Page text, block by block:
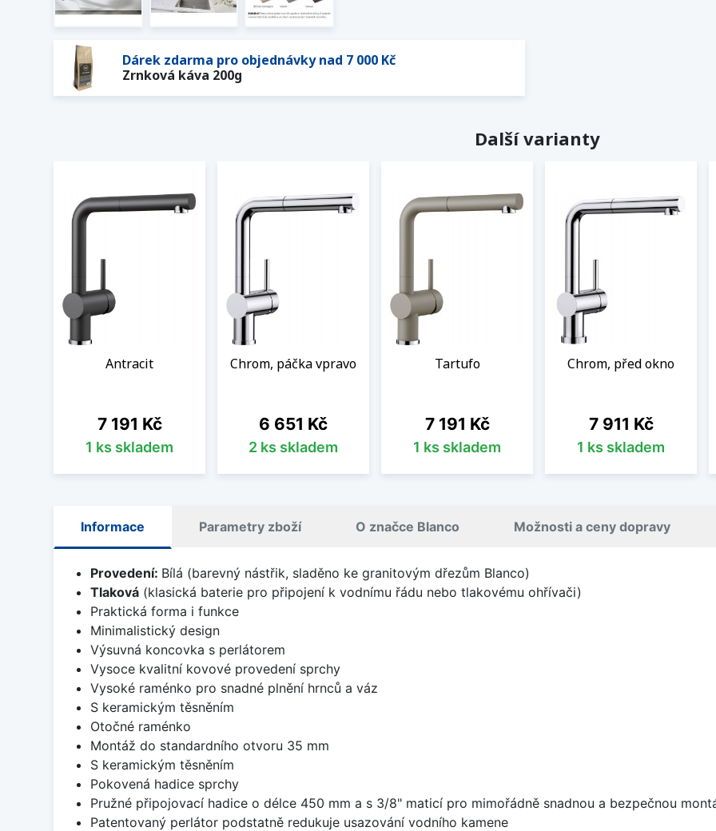
Dárek zdarma pro objednávky nad 7 000 Kč
Zrnková káva 200g
Další varianty
Antracit
Cena
7 191 Kč
1 ks skladem
Chrom, páčka vpravo
Cena
6 651 Kč
2 ks skladem
Tartufo
Cena
7 191 Kč
1 ks skladem
Chrom, před okno
Cena
7 911 Kč
1 ks skladem
Informace Parametry zboží O značce Blanco Možnosti a ceny dopravy
Provedení: Bílá (barevný nástřik, sladěno ke granitovým dřezům Blanco)
Tlaková(klasická baterie pro připojení k vodnímu řádu nebo tlakovému ohřívači)
Praktická forma i funkce
Minimalistický design
Výsuvná koncovka s perlátorem
Vysoce kvalitní kovové provedení sprchy
Vysoké raménko pro snadné plnění hrnců a váz
S keramickým těsněním
Otočné raménko
Montáž do standardního otvoru 35 mm
S keramickým těsněním
Pokovená hadice sprchy
Pružné připojovací hadice o délce 450 mm a s 3/8" maticí pro mimořádně snadnou a bezpečnou
Patentovaný perlátor podstatně redukuje usazování vodního kamene